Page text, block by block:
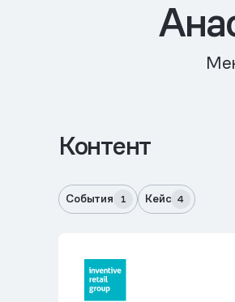
Контент
События 1 Кейс 4